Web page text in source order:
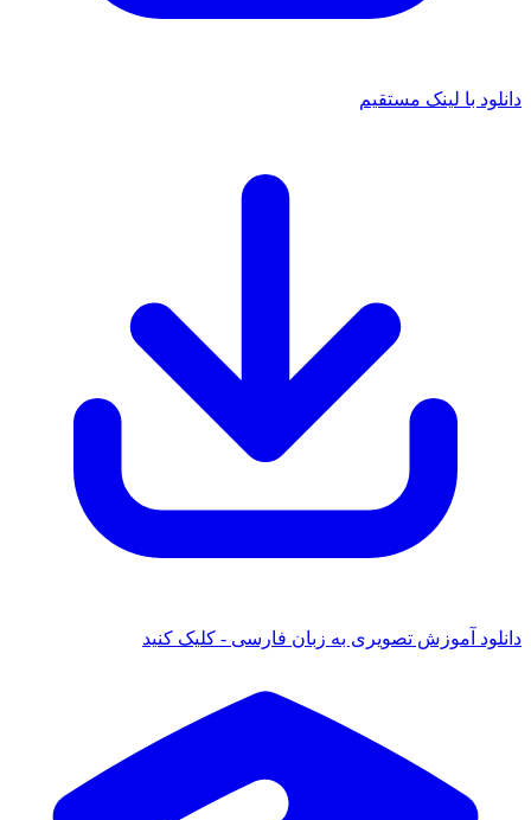
دانلود با لینک مستقیم
دانلود آموزش تصویری به زبان فارسی - کلیک کنید